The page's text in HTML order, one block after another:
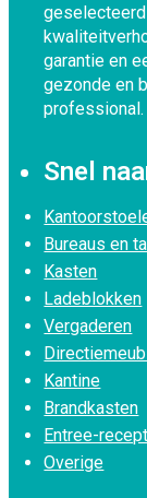
garantie en
gezonde en
professional.
Snel
Bureaus en
Kasten
Ladeblokken
Vergaderen
Kantine
Brandkasten
Entree-
Overige